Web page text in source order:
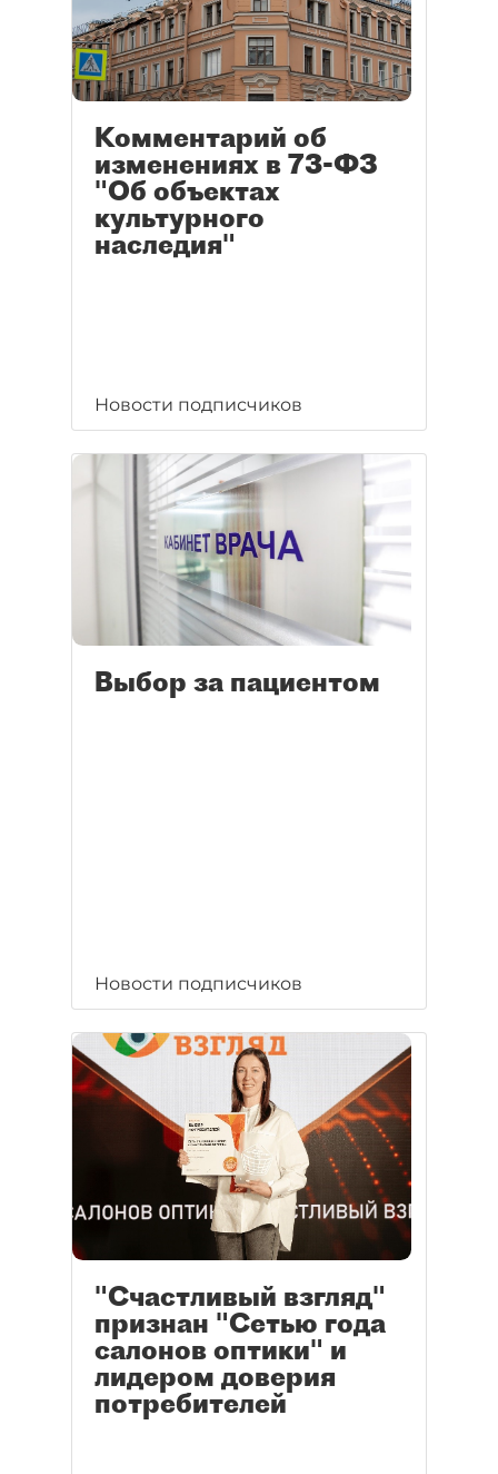
Комментарий об
изменениях в 73-ФЗ
"Об объектах
культурного
наследия"
Новости подписчиков
Выбор за пациентом
Новости подписчиков
"Счастливый взгляд"
признан "Сетью года
салонов оптики" и
лидером доверия
потребителей